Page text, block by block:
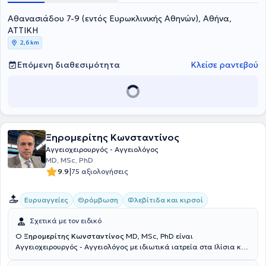
Αθανασιάδου 7-9 (εντός Ευρωκλινικής Αθηνών), Αθήνα,
ΑΤΤΙΚΗ
2,6 km
Επόμενη διαθεσιμότητα Κλείσε ραντεβού
Ξηρομερίτης Κωνσταντίνος
Αγγειοχειρουργός - Αγγειολόγος
MD, MSc, PhD
9.9|75 αξιολογήσεις
Ευρυαγγείες Θρόμβωση Φλεβίτιδα και κιρσοί
Σχετικά με τον ειδικό
Ο Ξηρομερίτης Κωνσταντίνος MD, MSc, PhD είναι
Αγγειοχειρουργός - Αγγειολόγος με ιδιωτικά ιατρεία στα Ιλίσια και